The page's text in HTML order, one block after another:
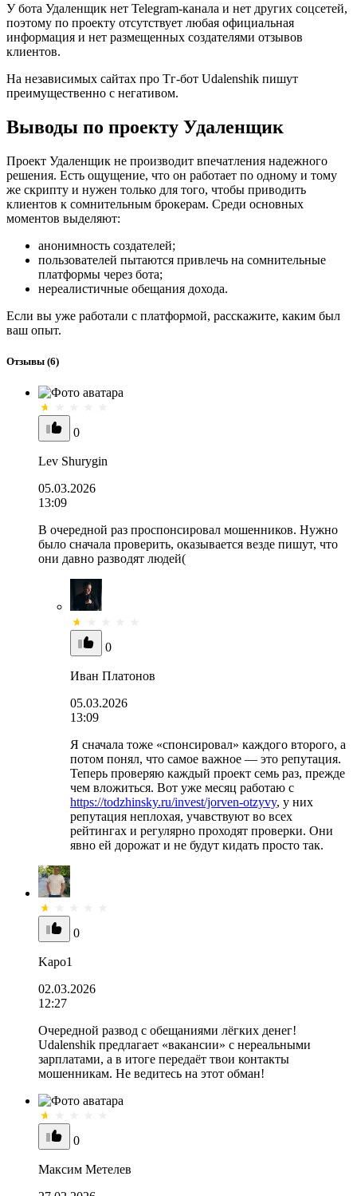
У бота Удаленщик нет Telegram-канала и нет других соцсетей,
поэтому по проекту отсутствует любая официальная
информация и нет размещенных создателями отзывов
клиентов.
На независимых сайтах про Тг-бот Udalenshik пишут
преимущественно с негативом.
Выводы по проекту Удаленщик
Проект Удаленщик не производит впечатления надежного
решения. Есть ощущение, что он работает по одному и тому
же скрипту и нужен только для того, чтобы приводить
клиентов к сомнительным брокерам. Среди основных
моментов выделяют:
анонимность создателей;
пользователей пытаются привлечь на сомнительные
платформы через бота;
нереалистичные обещания дохода.
Если вы уже работали с платформой, расскажите, каким был
ваш опыт.
Отзывы (6)
0
Lev Shurygin
05.03.2026
13:09
В очередной раз проспонсировал мошенников. Нужно
было сначала проверить, оказывается везде пишут, что
они давно разводят людей(
0
Иван Платонов
05.03.2026
13:09
Я сначала тоже «спонсировал» каждого второго, а
потом понял, что самое важное — это репутация.
Теперь проверяю каждый проект семь раз, прежде
чем вложиться. Вот уже месяц работаю с
https://todzhinsky.ru/invest/jorven-otzyvy, у них
репутация неплохая, учавствуют во всех
рейтингах и регулярно проходят проверки. Они
явно ей дорожат и не будут кидать просто так.
0
Kapo1
02.03.2026
12:27
Очередной развод с обещаниями лёгких денег!
Udalenshik предлагает «вакансии» с нереальными
зарплатами, а в итоге передаёт твои контакты
мошенникам. Не ведитесь на этот обман!
0
Максим Метелев